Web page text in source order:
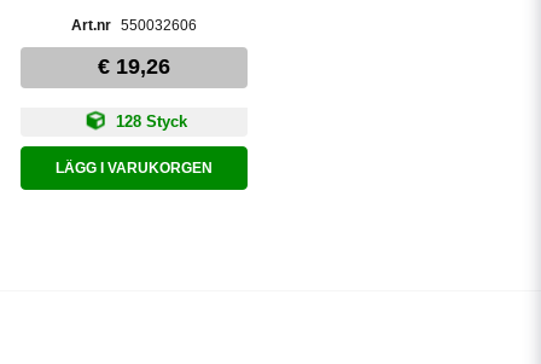
550032606
€ 19,26
128 Styck
LÄGG I VARUKORGEN